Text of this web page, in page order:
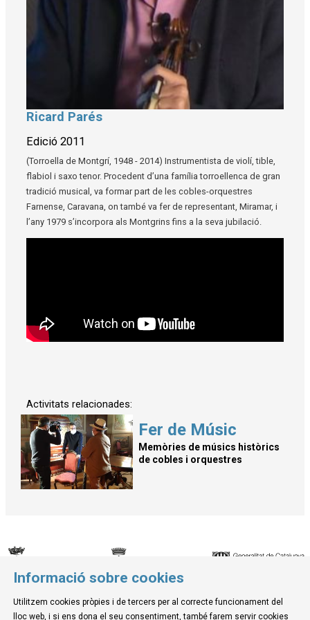
Diapositiva 1 de 1
Ricard Parés
Edició 2011
(Torroella de Montgrí, 1948 - 2014) Instrumentista de violí, tible,
flabiol i saxo tenor. Procedent d’una família torroellenca de gran
tradició musical, va formar part de les cobles-orquestres
Farnense, Caravana, on també va fer de representant, Miramar, i
l’any 1979 s’incorpora als Montgrins fins a la seva jubilació.
Activitats relacionades:
Fer de Músic
Memòries de músics històrics
de cobles i orquestres
© Museu de la Mediterrània
C. d'Ullà, 27-31 | 17257 Torroella de Montgrí
Informació sobre cookies
Utilitzem cookies pròpies i de tercers per al correcte funcionament del
lloc web, i si ens dona el seu consentiment, també farem servir cookies